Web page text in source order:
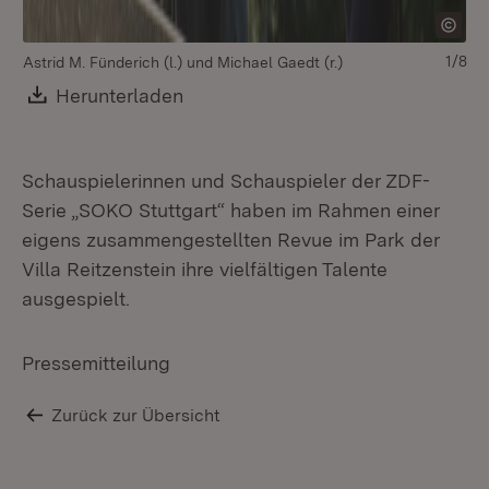
Astrid M. Fünderich (l.) und Michael Gaedt (r.)
Download:
Herunterladen
1/8
Schauspielerinnen und Schauspieler der ZDF-
Serie „SOKO Stuttgart“ haben im Rahmen einer
eigens zusammengestellten Revue im Park der
Villa Reitzenstein ihre vielfältigen Talente
ausgespielt.
Pressemitteilung
Zurück zur Übersicht